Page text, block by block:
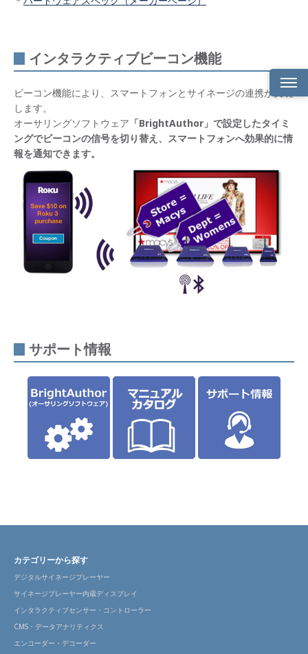
インタラクティブビーコン機能
ビーコン機能により、スマートフォンとサイネージの連携が実現
します。
オーサリングソフトウェア 「BrightAuthor」で設定したタイミ
ングでビーコンの信号を切り替え、スマートフォンへ効果的に情
報を通知できます。
サポート情報
概要
ンナ
イン
カテゴリーから探す
デジタルサイネージプレーヤー
サイネージプレーヤー内蔵ディスプレイ
インタラクティブセンサー・コントローラー
CMS・データアナリティクス
エンコーダー・デコーダー